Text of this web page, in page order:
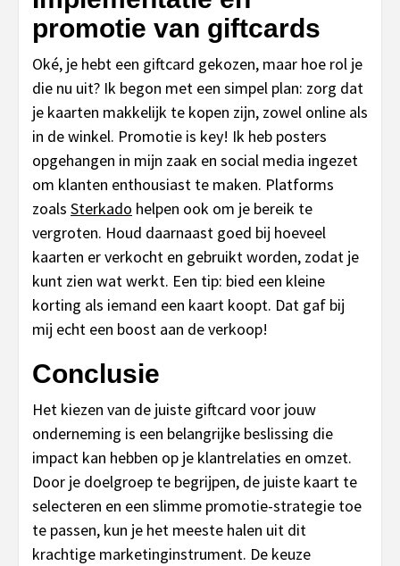
promotie van giftcards
Oké, je hebt een giftcard gekozen, maar hoe rol je
die nu uit? Ik begon met een simpel plan: zorg dat
je kaarten makkelijk te kopen zijn, zowel online als
in de winkel. Promotie is key! Ik heb posters
opgehangen in mijn zaak en social media ingezet
om klanten enthousiast te maken. Platforms
zoals Sterkado helpen ook om je bereik te
vergroten. Houd daarnaast goed bij hoeveel
kaarten er verkocht en gebruikt worden, zodat je
kunt zien wat werkt. Een tip: bied een kleine
korting als iemand een kaart koopt. Dat gaf bij
mij echt een boost aan de verkoop!
Conclusie
Het kiezen van de juiste giftcard voor jouw
onderneming is een belangrijke beslissing die
impact kan hebben op je klantrelaties en omzet.
Door je doelgroep te begrijpen, de juiste kaart te
selecteren en een slimme promotie-strategie toe
te passen, kun je het meeste halen uit dit
krachtige marketinginstrument. De keuze